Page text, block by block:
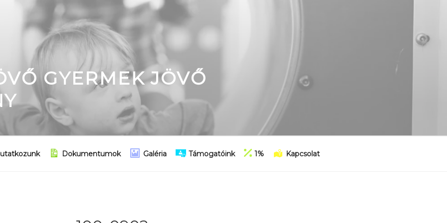
GYERMEK JÖVŐ
Dokumentumok Galéria Támogatóink 1% Kapcsolat